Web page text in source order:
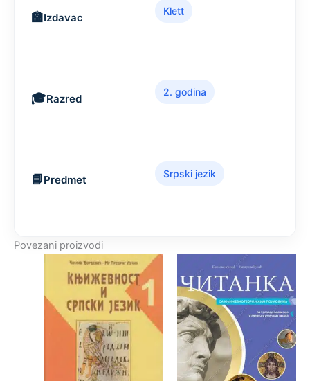
Izdavac
Klett
Razred
2. godina
Predmet
Srpski jezik
Povezani proizvodi